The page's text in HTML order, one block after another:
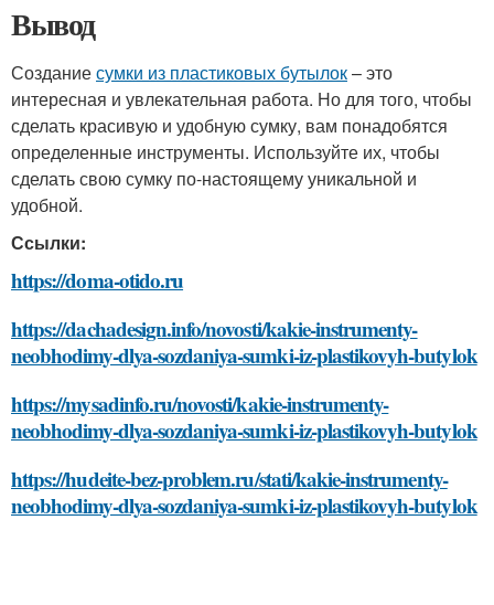
Вывод
Созданиесумки из пластиковых бутылок– это
интересная и увлекательная работа. Но для того, чтобы
сделать красивую и удобную сумку, вам понадобятся
определенные инструменты. Используйте их, чтобы
сделать свою сумку по-настоящему уникальной и
удобной.
Ссылки:
https://doma-otido.ru
https://dachadesign.info/novosti/kakie-instrumenty-
neobhodimy-dlya-sozdaniya-sumki-iz-plastikovyh-butylok
https://mysadinfo.ru/novosti/kakie-instrumenty-
neobhodimy-dlya-sozdaniya-sumki-iz-plastikovyh-butylok
https://hudeite-bez-problem.ru/stati/kakie-instrumenty-
neobhodimy-dlya-sozdaniya-sumki-iz-plastikovyh-butylok